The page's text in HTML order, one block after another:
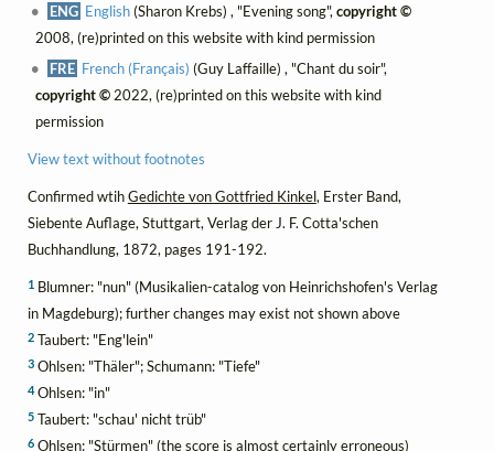
ENG English(Sharon Krebs) , "Evening song",copyright ©
2008, (re)printed on this website with kind permission
FRE French (Français) (Guy Laffaille) , "Chant du soir",
copyright ©2022, (re)printed on this website with kind
permission
View text without footnotes
Confirmed wtihGedichte von Gottfried Kinkel, Erster Band,
Siebente Auflage, Stuttgart, Verlag der J. F. Cotta'schen
Buchhandlung, 1872, pages 191-192.
1Blumner: "nun" (Musikalien-catalog von Heinrichshofen's Verlag
in Magdeburg); further changes may exist not shown above
2Taubert: "Eng'lein"
3Ohlsen: "Thäler"; Schumann: "Tiefe"
4Ohlsen: "in"
5Taubert: "schau' nicht trüb"
6Ohlsen: "Stürmen" (the score is almost certainly erroneous)